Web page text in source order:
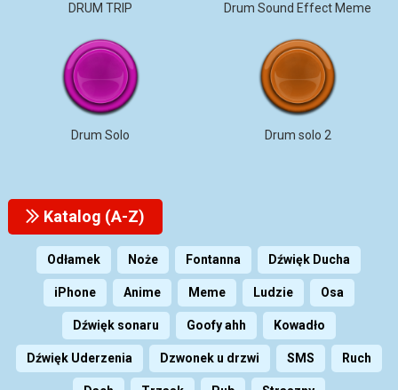
DRUM TRIP Drum Sound Effect Meme
Drum Solo Drum solo 2
Katalog (A-Z)
Odłamek Noże Fontanna Dźwięk Ducha
iPhone Anime Meme Ludzie Osa
Dźwięk sonaru Goofy ahh Kowadło
Dźwięk Uderzenia Dzwonek u drzwi SMS Ruch